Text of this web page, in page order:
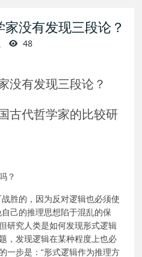
没有发现三段论？
48
没有发现三段论？
代哲学家的比较研
？
胜的，因为反对逻辑也必须使
己的推理思想陷于混乱的保
研究人类是如何发现形式逻辑
，发现逻辑在某种程度上也必
一步是：“形式逻辑作为推理方